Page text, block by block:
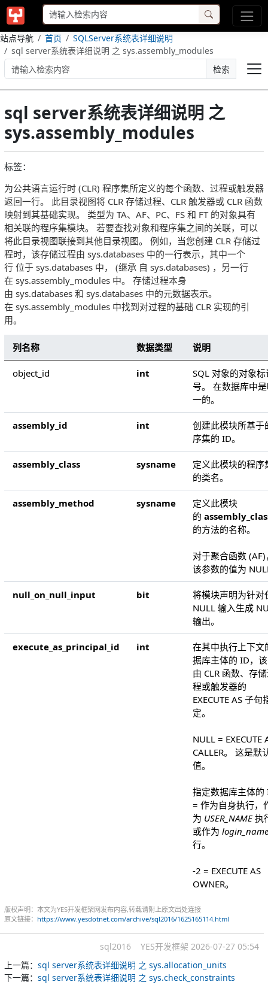
站点导航 首页
SQLServer系统表详细说明
sql server系统表详细说明 之 sys.assembly_modules
检索
sql server系统表详细说明 之
sys.assembly_modules
标签：
为公共语言运行时 (CLR) 程序集所定义的每个函数、过程或触发器
返回一行。 此目录视图将 CLR 存储过程、CLR 触发器或 CLR 函数
映射到其基础实现。 类型为 TA、AF、PC、FS 和 FT 的对象具有
相关联的程序集模块。 若要查找对象和程序集之间的关联，可以
将此目录视图联接到其他目录视图。 例如，当您创建 CLR 存储过
程时，该存储过程由 sys.databases 中的一行表示，其中一个
行 位于 sys.databases 中， (继承 自 sys.databases) ，另一行
在 sys.assembly_modules 中。 存储过程本身
由 sys.databases 和 sys.databases 中的元数据表示。
在 sys.assembly_modules 中找到对过程的基础 CLR 实现的引
用。
列名称 数据类型 说明
object_id int
SQL 对象的对象标
号。 在数据库中
一的。
assembly_id int
创建此模块所基于
序集的 ID。
assembly_class sysname
定义此模块的程序
的类名。
assembly_method sysname
定义此模块
的
的方法的名称。
对于聚合函数 (AF)
该参数的值为
null_on_null_input bit
将模块声明为针对
NULL 输入生成
输出。
execute_as_principal_id int
在其中执行上下文
据库主体的 ID，
由 CLR 函数、存
程或触发器的
EXECUTE AS 子句
定。
NULL = EXECUTE
CALLER。 这是默
值。
指定数据库主体的
= 作为自身执行，
为 USER_NAME执
或作为 login_name
行。
-2 = EXECUTE AS
OWNER。
版权声明：本文为YES开发框架网发布内容,转载请附上原文出处连接
原文链接： https://www.yesdotnet.com/archive/sql2016/1625165114.html
sql2016 YES开发框架 2026-07-27 05:54
上一篇： sql server系统表详细说明 之 sys.allocation_units
下一篇： sql server系统表详细说明 之 sys.check_constraints